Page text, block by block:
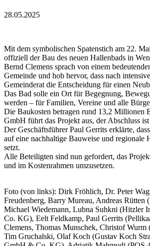
28.05.2025
Mit dem symbolischen Spatenstich am 22.
offiziell der Bau des neuen Hallenbads in
Bernd Clemens sprach von einem
Gemeinde und hob hervor, dass nach
Gemeinderat die Entscheidung für einen
Das Bad solle ein Ort für Begegnung,
werden – für Familien, Vereine und alle
Die Baukosten betragen rund 13,2 Millionen
GmbH führt das Projekt aus, der Abschluss
Der Geschäftsführer Paul Gerrits erklärte,
auf eine nachhaltige Bauweise und regionale
setzt.
Alle Beteiligten sind nun gefordert, das
und im Kostenrahmen umzusetzen.
Foto (von links): Dirk Fröhlich, Dr. Peter
Freudenberg, Barry Mureau, Andreas Rütten
Michael Wiedemann, Lubna Suhkni (Hitzler
Co. KG), Eelt Feldkamp, Paul Gerrits
Clemens, Thomas Munschek, Christof Wurm
Tim Gruchalski, Olaf Koch (Gustav Koch